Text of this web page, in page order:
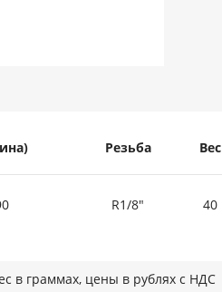
Резьба Вес
R1/8" 40
в граммах, цены в рублях с НДС